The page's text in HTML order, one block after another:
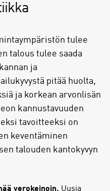
tulee
talous tulee saada
ja
pitää huolta,
ja korkean arvonlisän
kannustavuuden
tavoitteeksi on
keventäminen
talouden kantokyvyn
verokeinoin. Uusia